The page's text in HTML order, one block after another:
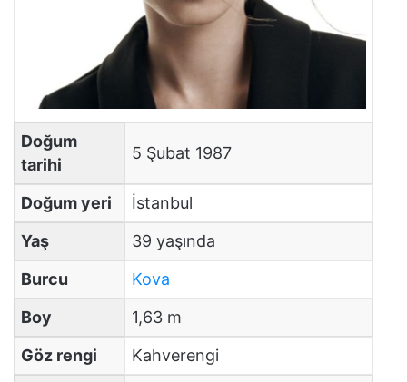
Doğum
tarihi
5 Şubat 1987
Doğum yeri
İstanbul
Yaş
39 yaşında
Burcu
Kova
Boy
1,63 m
Göz rengi
Kahverengi